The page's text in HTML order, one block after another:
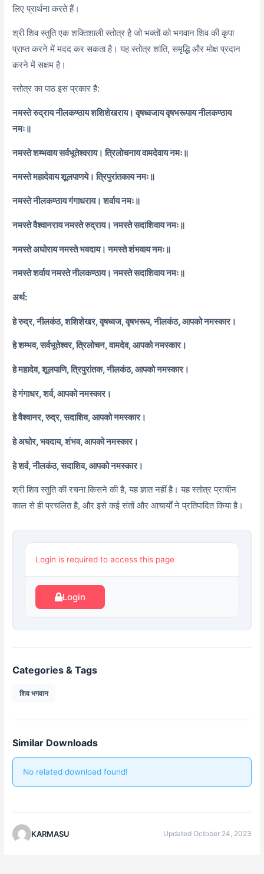
लिए प्रार्थना करते हैं।
श्री शिव स्तुति एक शक्तिशाली स्तोत्र है जो भक्तों को भगवान शिव की कृपा
प्राप्त करने में मदद कर सकता है। यह स्तोत्र शांति, समृद्धि और मोक्ष प्रदान
करने में सक्षम है।
स्तोत्र का पाठ इस प्रकार है:
नमस्ते रुद्राय नीलकण्ठाय शशिशेखराय। वृषध्वजाय वृषभरूपाय नीलकण्ठाय
नमः॥
नमस्ते शम्भवाय सर्वभूतेश्वराय। त्रिलोचनाय वामदेवाय नमः॥
नमस्ते महादेवाय शूलपाणये। त्रिपुरांतकाय नमः॥
नमस्ते नीलकण्ठाय गंगाधराय। शर्वाय नमः॥
नमस्ते वैश्वानराय नमस्ते रुद्राय। नमस्ते सदाशिवाय नमः॥
नमस्ते अघोराय नमस्ते भवदाय। नमस्ते शंभवाय नमः॥
नमस्ते शर्वाय नमस्ते नीलकण्ठाय। नमस्ते सदाशिवाय नमः॥
अर्थ:
हे रुद्र, नीलकंठ, शशिशेखर, वृषध्वज, वृषभरूप, नीलकंठ, आपको नमस्कार।
हे शम्भव, सर्वभूतेश्वर, त्रिलोचन, वामदेव, आपको नमस्कार।
हे महादेव, शूलपाणि, त्रिपुरांतक, नीलकंठ, आपको नमस्कार।
हे गंगाधर, शर्व, आपको नमस्कार।
हे वैश्वानर, रुद्र, सदाशिव, आपको नमस्कार।
हे अघोर, भवदाय, शंभव, आपको नमस्कार।
हे शर्व, नीलकंठ, सदाशिव, आपको नमस्कार।
श्री शिव स्तुति की रचना किसने की है, यह ज्ञात नहीं है। यह स्तोत्र प्राचीन
काल से ही प्रचलित है, और इसे कई संतों और आचार्यों ने प्रतिपादित किया है।
Login is required to access this page
Login
Categories & Tags
शिव भगवान
Similar Downloads
No related download found!
KARMASU Updated October 24, 2023